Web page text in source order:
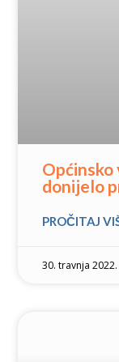
donijelo
PROČITAJ
30. travnja 2022.